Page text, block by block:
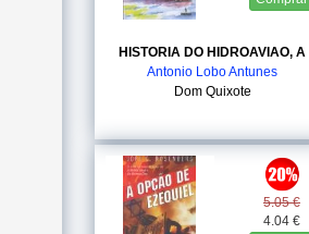
HISTORIA DO HIDROAVIAO, A
Antonio Lobo Antunes
Dom Quixote
5.05 €
4.04 €